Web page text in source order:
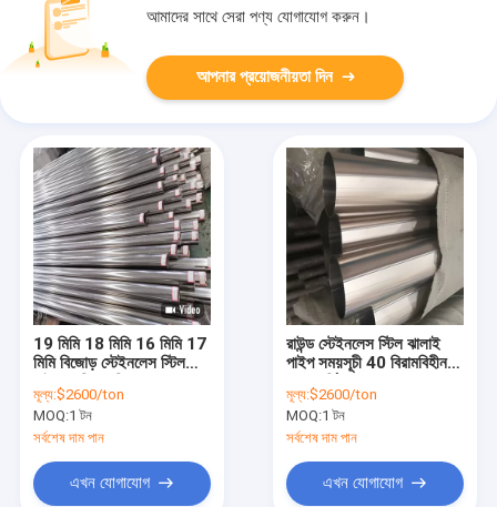
আমাদের সাথে সেরা পণ্য যোগাযোগ করুন।
আপনার প্রয়োজনীয়তা দিন
19 মিমি 18 মিমি 16 মিমি 17
মিমি বিজোড় স্টেইনলেস স্টিল
মূল্য:$2600/ton
MOQ:1 টন
সর্বশেষ দাম পান
এখন যোগাযোগ
রাউন্ড স্টেইনলেস স্টিল ঝালাই
পাইপ সময়সূচী 40 বিরামবিহীন
মিমি 200 মিমি
মূল্য:$2600/ton
MOQ:1 টন
সর্বশেষ দাম পান
এখন যোগাযোগ